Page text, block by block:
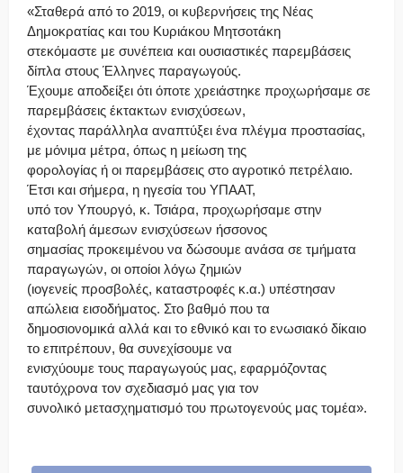
«Σταθερά από το 2019, οι κυβερνήσεις της Νέας
Δημοκρατίας και του Κυριάκου Μητσοτάκη
στεκόμαστε με συνέπεια και ουσιαστικές παρεμβάσεις
δίπλα στους Έλληνες παραγωγούς.
Έχουμε αποδείξει ότι όποτε χρειάστηκε προχωρήσαμε σε
παρεμβάσεις έκτακτων ενισχύσεων,
έχοντας παράλληλα αναπτύξει ένα πλέγμα προστασίας,
με μόνιμα μέτρα, όπως η μείωση της
φορολογίας ή οι παρεμβάσεις στο αγροτικό πετρέλαιο.
Έτσι και σήμερα, η ηγεσία του ΥΠΑΑΤ,
υπό τον Υπουργό, κ. Τσιάρα, προχωρήσαμε στην
καταβολή άμεσων ενισχύσεων ήσσονος
σημασίας προκειμένου να δώσουμε ανάσα σε τμήματα
παραγωγών, οι οποίοι λόγω ζημιών
(ιογενείς προσβολές, καταστροφές κ.α.) υπέστησαν
απώλεια εισοδήματος. Στο βαθμό που τα
δημοσιονομικά αλλά και το εθνικό και το ενωσιακό δίκαιο
το επιτρέπουν, θα συνεχίσουμε να
ενισχύουμε τους παραγωγούς μας, εφαρμόζοντας
ταυτόχρονα τον σχεδιασμό μας για τον
συνολικό μετασχηματισμό του πρωτογενούς μας τομέα».